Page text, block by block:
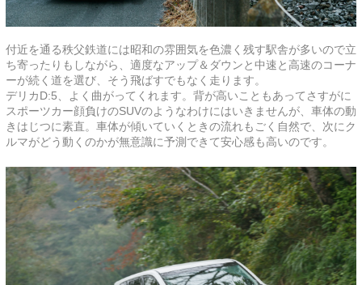
付近を通る秩父鉄道には昭和の雰囲気を色濃く残す駅舎が多いので立
ち寄ったりもしながら、適度なアップ＆ダウンと中速と高速のコーナ
ーが続く道を選び、そう飛ばすでもなく走ります。
デリカD:5、よく曲がってくれます。背が高いこともあってさすがに
スポーツカー顔負けのSUVのようなわけにはいきませんが、車体の動
きはじつに素直。車体が傾いていくときの流れもごく自然で、次にク
ルマがどう動くのかが無意識に予測できて安心感も高いのです。